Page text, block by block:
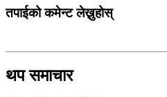
तपाईको कमेन्ट लेख्नुहोस्
थप समाचार